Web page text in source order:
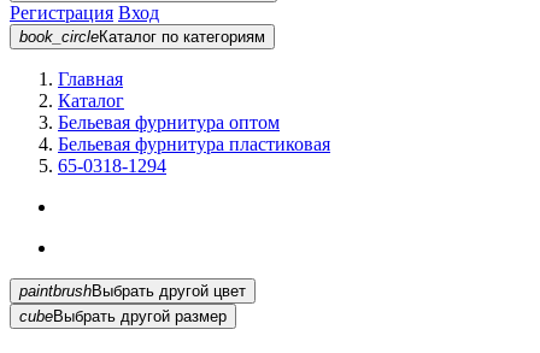
Регистрация Вход
book_circleКаталог по категориям
Главная
Каталог
Бельевая фурнитура оптом
Бельевая фурнитура пластиковая
65-0318-1294
paintbrush
Выбрать другой цвет
cubeВыбрать другой размер